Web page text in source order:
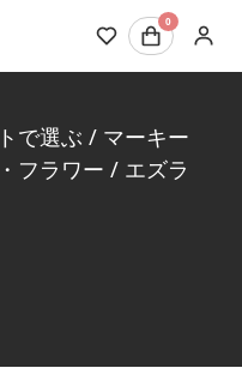
0
で選ぶ / マーキー
フラワー / エズラ